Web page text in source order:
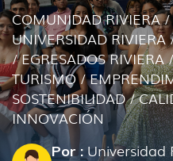
COMUNIDAD RIVIERA/
UNIVERSIDAD RIVIERA
/EGRESADOS RIVIERA
TURISMO/
SOSTENIBILIDAD/
INNOVACIÓN
Por : Universidad